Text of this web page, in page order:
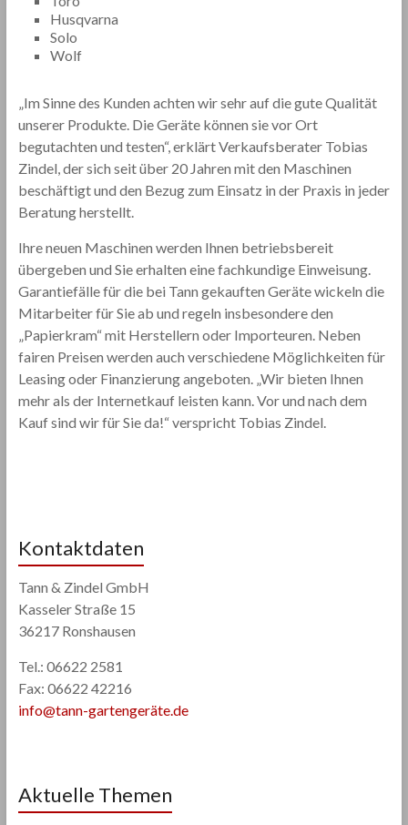
Husqvarna
Solo
Wolf
„Im Sinne des Kunden achten wir sehr auf die gute Qualität
unserer Produkte. Die Geräte können sie vor Ort
begutachten und testen“, erklärt Verkaufsberater Tobias
Zindel, der sich seit über 20 Jahren mit den Maschinen
beschäftigt und den Bezug zum Einsatz in der Praxis in jeder
Beratung herstellt.
Ihre neuen Maschinen werden Ihnen betriebsbereit
übergeben und Sie erhalten eine fachkundige Einweisung.
Garantiefälle für die bei Tann gekauften Geräte wickeln die
Mitarbeiter für Sie ab und regeln insbesondere den
„Papierkram“ mit Herstellern oder Importeuren. Neben
fairen Preisen werden auch verschiedene Möglichkeiten für
Leasing oder Finanzierung angeboten. „Wir bieten Ihnen
mehr als der Internetkauf leisten kann. Vor und nach dem
Kauf sind wir für Sie da!“ verspricht Tobias Zindel.
Kontaktdaten
Tann & Zindel GmbH
Kasseler Straße 15
36217 Ronshausen
Tel.: 06622 2581
Fax: 06622 42216
info@tann-gartengeräte.de
Aktuelle Themen